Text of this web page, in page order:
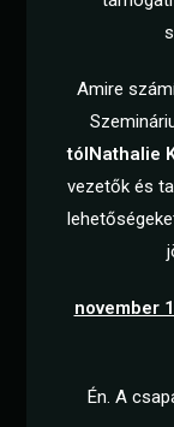
Amire
tólNathalie
vezetők és
november
Én. A